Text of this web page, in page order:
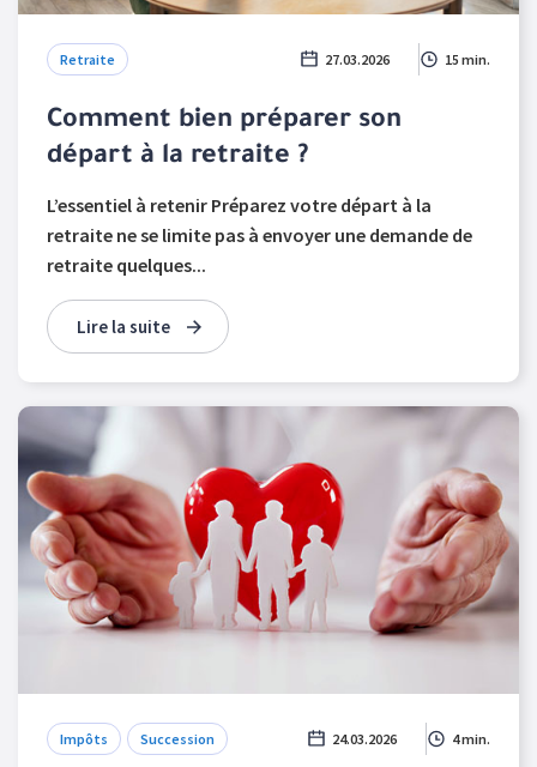
Retraite 27.03.2026 15 min.
Comment bien préparer son
départ à la retraite ?
L’essentiel à retenir Préparez votre départ à la
retraite ne se limite pas à envoyer une demande de
retraite quelques...
Lire la suite
Impôts Succession 24.03.2026 4 min.